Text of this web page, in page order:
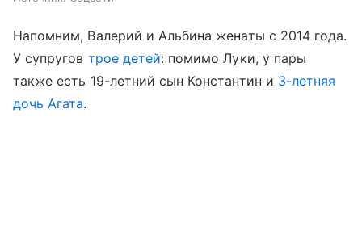
Напомним, Валерий и Альбина женаты с 2014 года.
У супругов трое детей: помимо Луки, у пары
также есть 19-летний сын Константин и 3-летняя
дочь Агата.